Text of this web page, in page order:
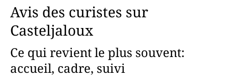
Avis des curistes sur
Casteljaloux
Ce qui revient le plus souvent:
accueil, cadre, suivi